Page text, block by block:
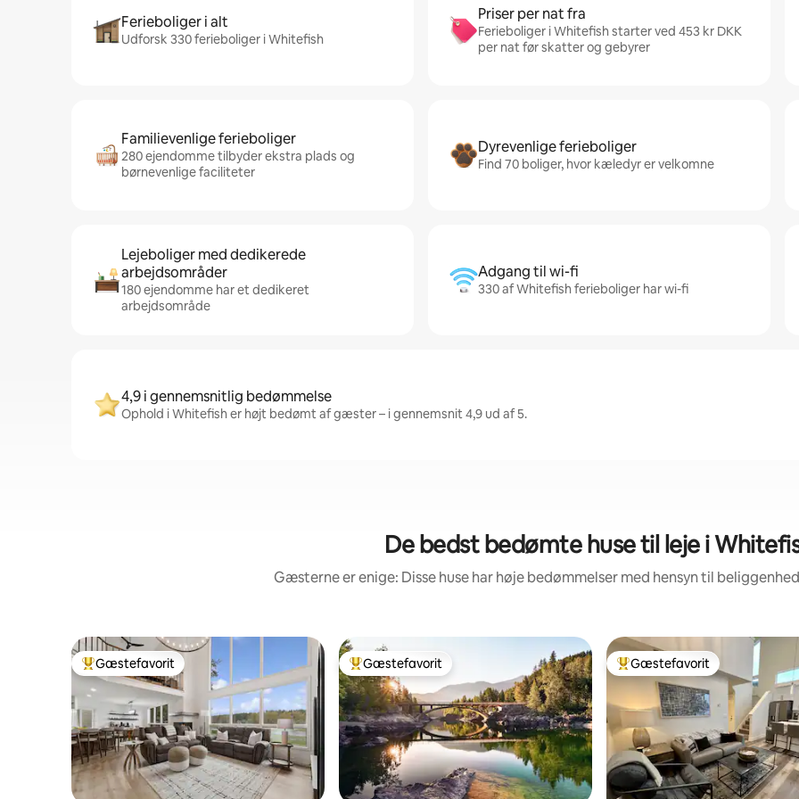
Ferieboliger i alt
Udforsk 330 ferieboliger i Whitefish
Priser per nat fra
Ferieboliger i Whitefish starter ved 453 kr DKK
per nat før skatter og gebyrer
Familievenlige ferieboliger
280 ejendomme tilbyder ekstra plads og
børnevenlige faciliteter
Dyrevenlige ferieboliger
Find 70 boliger, hvor kæledyr er velkomne
Lejeboliger med dedikerede
arbejdsområder
180 ejendomme har et dedikeret
arbejdsområde
Adgang til wi-fi
330 af Whitefish ferieboliger har wi-fi
4,9 i gennemsnitlig bedømmelse
Ophold i Whitefish er højt bedømt af gæster – i gennemsnit 4,9 ud af 5.
De bedst bedømte huse til leje i
Gæsterne er enige: Disse huse har høje bedømmelser med hensyn til
Bedste gæstefavorit
Gæstefavorit Bedste gæstefavorit
Gæstefavorit Bedste gæstefavorit
Gæstefavorit